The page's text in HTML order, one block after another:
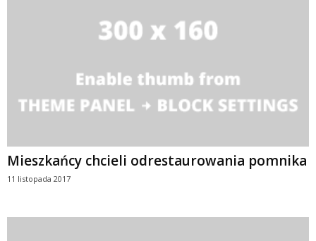
Mieszkańcy chcieli odrestaurowania pomnika
11 listopada 2017